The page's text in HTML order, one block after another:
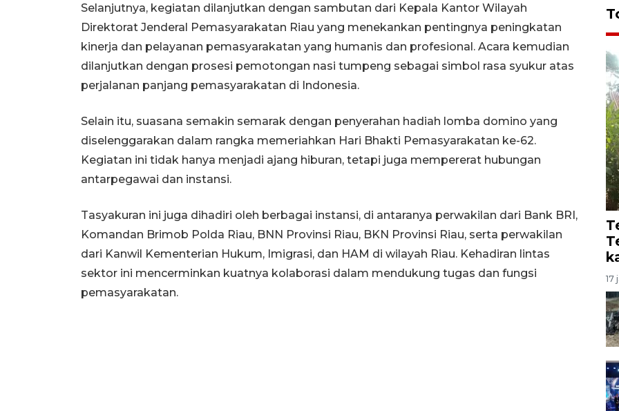
Selanjutnya, kegiatan dilanjutkan dengan sambutan dari Kepala Kantor Wilayah
Direktorat Jenderal Pemasyarakatan Riau yang menekankan pentingnya peningkatan
kinerja dan pelayanan pemasyarakatan yang humanis dan profesional. Acara kemudian
dilanjutkan dengan prosesi pemotongan nasi tumpeng sebagai simbol rasa syukur atas
perjalanan panjang pemasyarakatan di Indonesia.
Selain itu, suasana semakin semarak dengan penyerahan hadiah lomba domino yang
diselenggarakan dalam rangka memeriahkan Hari Bhakti Pemasyarakatan ke-62.
Kegiatan ini tidak hanya menjadi ajang hiburan, tetapi juga mempererat hubungan
antarpegawai dan instansi.
Tasyakuran ini juga dihadiri oleh berbagai instansi, di antaranya perwakilan dari Bank BRI,
Komandan Brimob Polda Riau, BNN Provinsi Riau, BKN Provinsi Riau, serta perwakilan
dari Kanwil Kementerian Hukum, Imigrasi, dan HAM di wilayah Riau. Kehadiran lintas
sektor ini mencerminkan kuatnya kolaborasi dalam mendukung tugas dan fungsi
pemasyarakatan.
17